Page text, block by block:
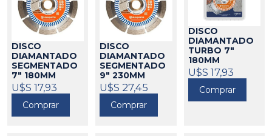
DISCO
DIAMANTADO
SEGMENTADO
7" 180MM
HUSQVARNA
588050
U$S 17,93
Comprar
DISCO
DIAMANTADO
SEGMENTADO
9" 230MM
HUSQVARNA
588053
U$S 27,45
Comprar
DISCO
DIAMANTADO
TURBO 7"
180MM
HUSQVARNA
588052
U$S 17,93
Comprar